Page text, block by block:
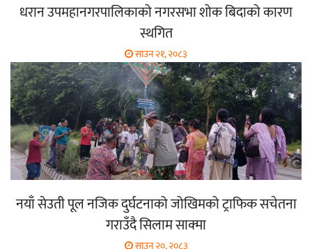
धरान उपमहानगरपालिकाको नगरसभा शोक बिदाको कारण
स्थगित
साउन २१, २०८३
नयाँ सेउती पूल नजिक दुर्घटनाको जोखिमको ट्राफिक सचेतना
गराउँदै सिलाम साक्मा
साउन २०, २०८३